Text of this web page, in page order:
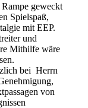
geweckt
Spielspaß,
mit EEP.
und
Mithilfe wäre
bei Herrn
von